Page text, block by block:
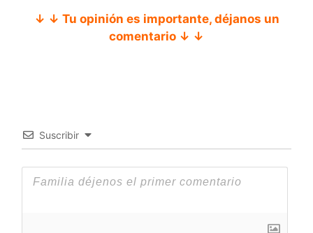
↓ ↓ Tu opinión es importante, déjanos un
comentario ↓ ↓
Suscribir